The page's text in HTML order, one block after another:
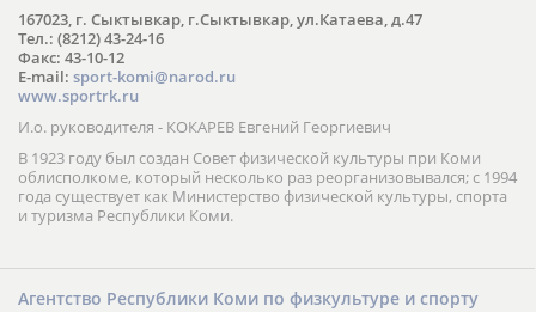
167023, г. Сыктывкар, г.Сыктывкар, ул.Катаева, д.47
Тел.: (8212) 43-24-16
Факс: 43-10-12
E-mail: sport-komi@narod.ru
www.sportrk.ru
И.о. руководителя - КОКАРЕВ Евгений Георгиевич
В 1923 году был создан Совет физической культуры при Коми
облисполкоме, который несколько раз реорганизовывался; с 1994
года существует как Министерство физической культуры, спорта
и туризма Республики Коми.
Агентство Республики Коми по физкультуре и спорту